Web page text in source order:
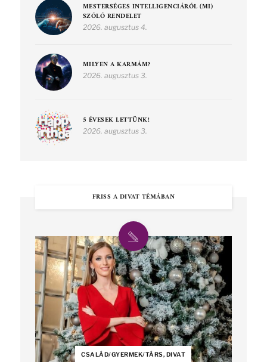
MESTERSÉGES INTELLIGENCIÁRÓL (MI)
SZÓLÓ RENDELET
2026. augusztus 4.
MILYEN A KARMÁM?
2026. augusztus 3.
5 ÉVESEK LETTÜNK!
2026. augusztus 3.
FRISS A DIVAT TÉMÁBAN
CSALÁD/GYERMEK/TÁRS, DIVAT